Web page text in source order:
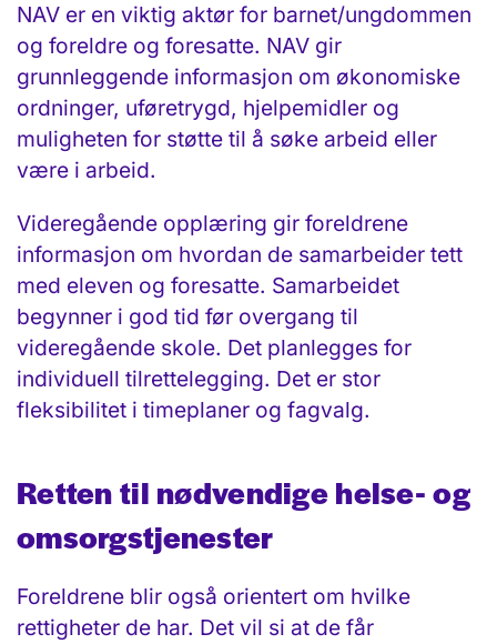
NAV er en viktig aktør for barnet/ungdommen
og foreldre og foresatte. NAV gir
grunnleggende informasjon om økonomiske
ordninger, uføretrygd, hjelpemidler og
muligheten for støtte til å søke arbeid eller
være i arbeid.
Videregående opplæring gir foreldrene
informasjon om hvordan de samarbeider tett
med eleven og foresatte. Samarbeidet
begynner i god tid før over­gang til
videregående skole. Det planlegges for
individuell tilrettelegging. Det er stor
fleksibilitet i timeplaner og fagvalg.
Retten til nødvendige helse- og
omsorgs­tjenester
Foreldrene blir også orientert om hvilke
rettigheter de har. Det vil si at de får